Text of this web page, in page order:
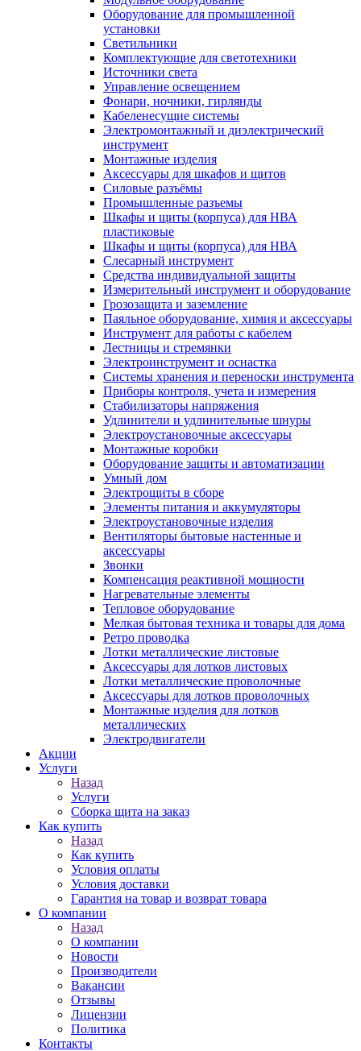
Оборудование для промышленной
установки
Светильники
Комплектующие для светотехники
Источники света
Управление освещением
Фонари, ночники, гирлянды
Кабеленесущие системы
Электромонтажный и диэлектрический
инструмент
Монтажные изделия
Аксессуары для шкафов и щитов
Силовые разъёмы
Промышленные разъемы
Шкафы и щиты (корпуса) для НВА
пластиковые
Шкафы и щиты (корпуса) для НВА
Слесарный инструмент
Средства индивидуальной защиты
Измерительный инструмент и оборудование
Грозозащита и заземление
Паяльное оборудование, химия и аксессуары
Инструмент для работы с кабелем
Лестницы и стремянки
Электроинструмент и оснастка
Системы хранения и переноски инструмента
Приборы контроля, учета и измерения
Стабилизаторы напряжения
Удлинители и удлинительные шнуры
Электроустановочные аксессуары
Монтажные коробки
Оборудование защиты и автоматизации
Умный дом
Электрощиты в сборе
Элементы питания и аккумуляторы
Электроустановочные изделия
Вентиляторы бытовые настенные и
аксессуары
Звонки
Компенсация реактивной мощности
Нагревательные элементы
Тепловое оборудование
Мелкая бытовая техника и товары для дома
Ретро проводка
Лотки металлические листовые
Аксессуары для лотков листовых
Лотки металлические проволочные
Аксессуары для лотков проволочных
Монтажные изделия для лотков
металлических
Электродвигатели
Акции
Услуги
Назад
Услуги
Сборка щита на заказ
Как купить
Назад
Как купить
Условия оплаты
Условия доставки
Гарантия на товар и возврат товара
О компании
Назад
О компании
Новости
Производители
Вакансии
Отзывы
Лицензии
Политика
Контакты